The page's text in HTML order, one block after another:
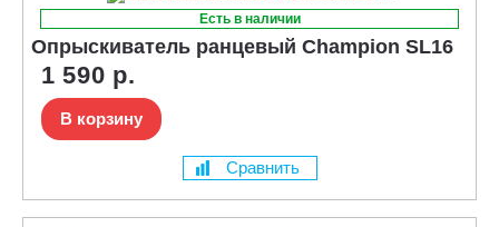
Есть в наличии
Опрыскиватель ранцевый Champion SL16
1 590 р.
В корзину
Сравнить